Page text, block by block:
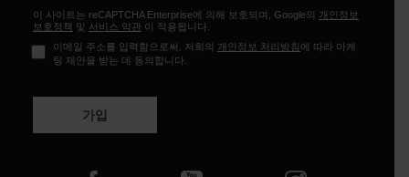
이 사이트는 reCAPTCHA Enterprise에 의해 보호되며, Google의 개인정보
보호정책 및 서비스 약관 이 적용됩니다.
이메일 주소를 입력함으로써, 저희의 개인정보 처리방침에 따라 마케
팅 제안을 받는 데 동의합니다.
가입